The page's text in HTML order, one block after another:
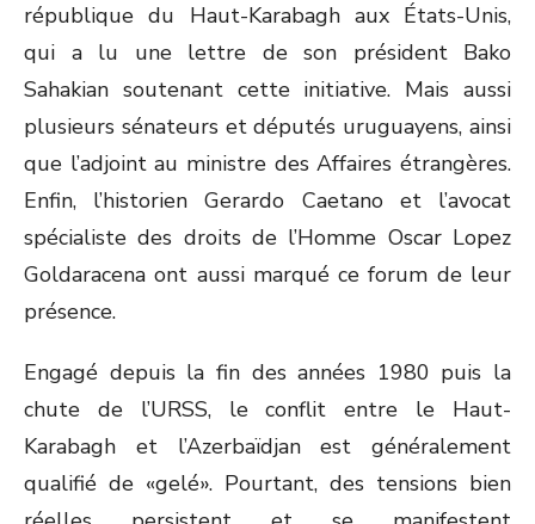
république du Haut-Karabagh aux États-Unis,
qui a lu une lettre de son président Bako
Sahakian soutenant cette initiative. Mais aussi
plusieurs sénateurs et députés uruguayens, ainsi
que l’adjoint au ministre des Affaires étrangères.
Enfin, l’historien Gerardo Caetano et l’avocat
spécialiste des droits de l’Homme Oscar Lopez
Goldaracena ont aussi marqué ce forum de leur
présence.
Engagé depuis la fin des années 1980 puis la
chute de l’URSS, le conflit entre le Haut-
Karabagh et l’Azerbaïdjan est généralement
qualifié de «gelé». Pourtant, des tensions bien